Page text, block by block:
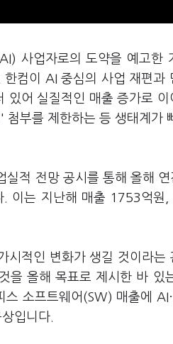
사업자로의 도약을 예고한
컴이 AI 중심의 사업 재편과
있어 실질적인 매출 증가로
부를 제한하는 등 생태계가
적 전망 공시를 통해 올해 연
이는 지난해 매출 1753억원,
적인 변화가 생길 것이라는
올해 목표로 제시한 바 있
소프트웨어(SW) 매출에 AI·
입니다.